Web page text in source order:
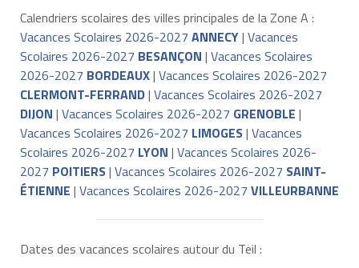
Calendriers scolaires des villes principales de la Zone A :
Vacances Scolaires 2026-2027 ANNECY| Vacances
Scolaires 2026-2027 BESANÇON | Vacances Scolaires
2026-2027 BORDEAUX| Vacances Scolaires 2026-2027
CLERMONT-FERRAND| Vacances Scolaires 2026-2027
DIJON | Vacances Scolaires 2026-2027 GRENOBLE |
Vacances Scolaires 2026-2027 LIMOGES| Vacances
Scolaires 2026-2027 LYON | Vacances Scolaires 2026-
2027 POITIERS| Vacances Scolaires 2026-2027 SAINT-
ÉTIENNE | Vacances Scolaires 2026-2027 VILLEURBANNE
Dates des vacances scolaires autour du Teil :